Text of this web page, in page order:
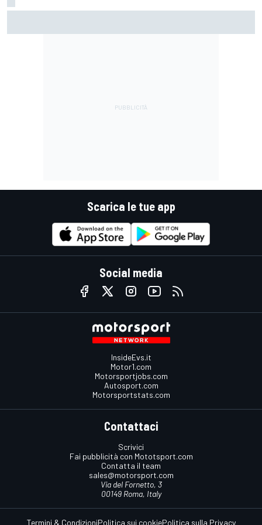
Scarica le tue app
Social media
InsideEvs.it
Motor1.com
Motorsportjobs.com
Autosport.com
Motorsportstats.com
Contattaci
Scrivici
Fai pubblicità con Mototsport.com
Contatta il team
sales@motorsport.com
Via del Fornetto, 3
00149 Roma, Italy
Termini & CondizioniPolitica sui cookiePolitica sulla Privacy